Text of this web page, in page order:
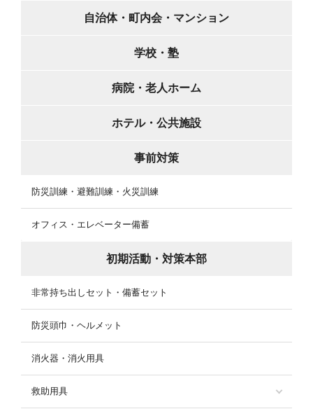
自治体・町内会・マンション
学校・塾
病院・老人ホーム
ホテル・公共施設
事前対策
防災訓練・避難訓練・火災訓練
オフィス・エレベーター備蓄
初期活動・対策本部
非常持ち出しセット・備蓄セット
防災頭巾・ヘルメット
消火器・消火用具
救助用具